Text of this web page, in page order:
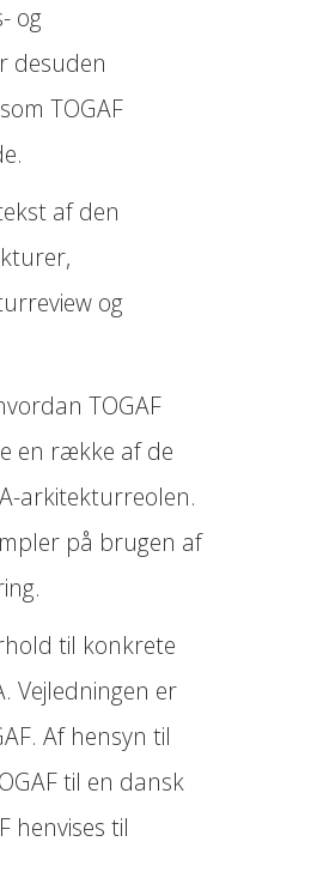
og
desuden
TOGAF
af den
og
TOGAF
en række af de
arkitekturreolen.
på brugen af
til konkrete
Vejledningen er
Af hensyn til
til en dansk
henvises til